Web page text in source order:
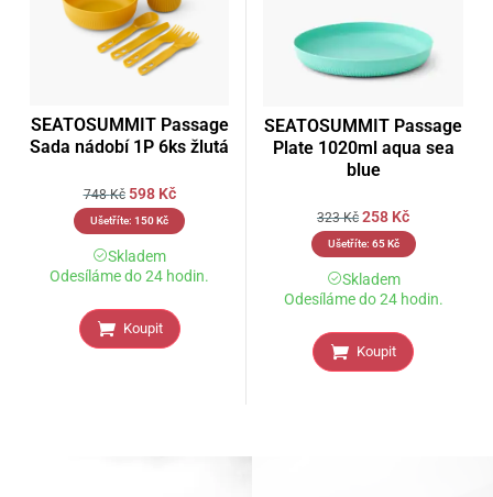
SEATOSUMMIT Passage
Sada nádobí 1P 6ks žlutá
748Kč 598 Kč
Ušetříte: 150Kč
Skladem
Odesíláme do 24 hodin.
Koupit
SEATOSUMMIT Passage
Plate 1020ml aqua sea
blue
323Kč 258 Kč
Ušetříte: 65Kč
Skladem
Odesíláme do 24 hodin.
Koupit